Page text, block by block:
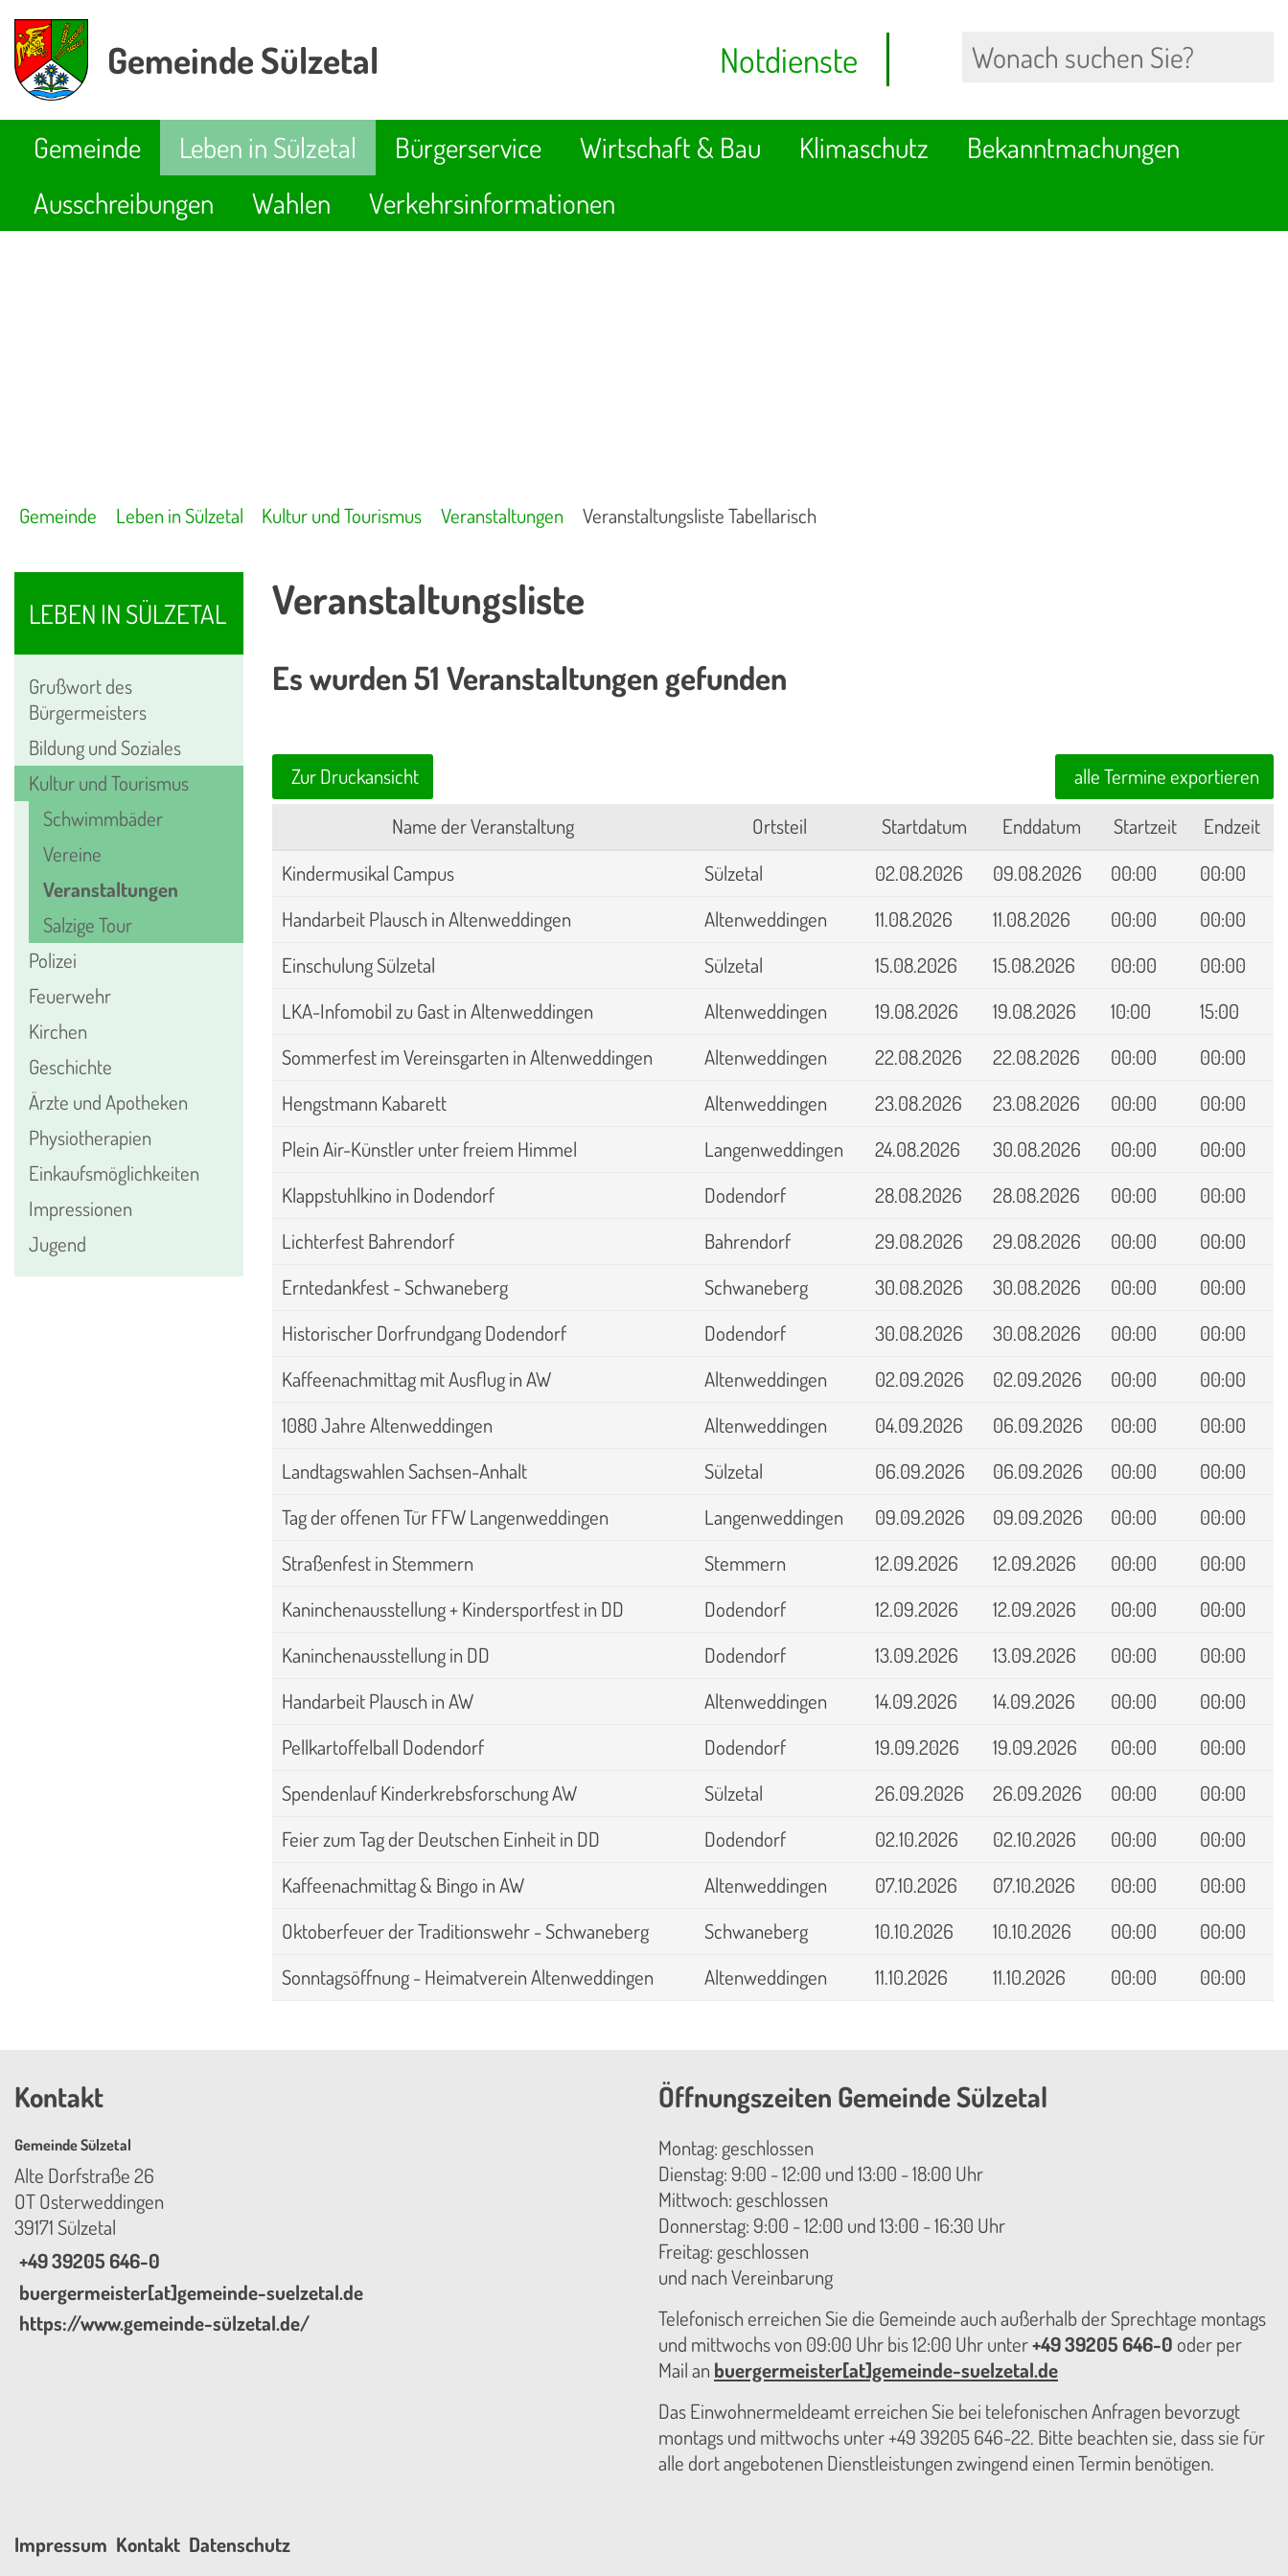
Gemeinde Sülzetal Notdienste
Gemeinde Leben in Sülzetal Bürgerservice Wirtschaft & Bau Klimaschutz
Bekanntmachungen
Ausschreibungen
Wahlen Verkehrsinformationen
Gemeinde Leben in Sülzetal Kultur und Tourismus Veranstaltungen Veranstaltungsliste Tabellarisch
LEBEN IN SÜLZETAL
Grußwort des
Bürgermeisters
Bildung und Soziales
Kultur und Tourismus
Schwimmbäder
Vereine
Veranstaltungen
Salzige Tour
Polizei
Feuerwehr
Kirchen
Geschichte
Ärzte und Apotheken
Physiotherapien
Einkaufsmöglichkeiten
Impressionen
Jugend
Veranstaltungsliste
Es wurden 51 Veranstaltungen gefunden
alle Termine exportieren
Zur Druckansicht
Name der Veranstaltung
Ortsteil Startdatum Enddatum Startzeit
Endzeit
Kindermusikal Campus
Sülzetal 02.08.2026 09.08.2026 00:00
00:00
Handarbeit Plausch in Altenweddingen
Altenweddingen 11.08.2026 11.08.2026 00:00
00:00
Einschulung Sülzetal
Sülzetal 15.08.2026 15.08.2026 00:00
00:00
LKA-Infomobil zu Gast in Altenweddingen
Altenweddingen 19.08.2026 19.08.2026 10:00
15:00
Sommerfest im Vereinsgarten in Altenweddingen
Altenweddingen 22.08.2026 22.08.2026 00:00
00:00
Hengstmann Kabarett
Altenweddingen 23.08.2026 23.08.2026 00:00
00:00
Plein Air-Künstler unter freiem Himmel
Langenweddingen 24.08.2026 30.08.2026 00:00
00:00
Klappstuhlkino in Dodendorf
Dodendorf 28.08.2026 28.08.2026 00:00
00:00
Lichterfest Bahrendorf
Bahrendorf 29.08.2026 29.08.2026 00:00
00:00
Erntedankfest - Schwaneberg
Schwaneberg 30.08.2026 30.08.2026 00:00
00:00
Historischer Dorfrundgang Dodendorf
Dodendorf 30.08.2026 30.08.2026 00:00
00:00
Kaffeenachmittag mit Ausflug in AW
Altenweddingen 02.09.2026 02.09.2026 00:00
00:00
1080 Jahre Altenweddingen
Altenweddingen 04.09.2026 06.09.2026 00:00
00:00
Landtagswahlen Sachsen-Anhalt
Sülzetal 06.09.2026 06.09.2026 00:00
00:00
Tag der offenen Tür FFW Langenweddingen
Langenweddingen 09.09.2026 09.09.2026 00:00
00:00
Straßenfest in Stemmern
Stemmern 12.09.2026 12.09.2026 00:00
00:00
Kaninchenausstellung + Kindersportfest in DD
Dodendorf 12.09.2026 12.09.2026 00:00
00:00
Kaninchenausstellung in DD
Dodendorf 13.09.2026 13.09.2026 00:00
00:00
Handarbeit Plausch in AW
Altenweddingen 14.09.2026 14.09.2026 00:00
00:00
Pellkartoffelball Dodendorf
Dodendorf 19.09.2026 19.09.2026 00:00
00:00
Spendenlauf Kinderkrebsforschung AW
Sülzetal 26.09.2026 26.09.2026 00:00
00:00
Feier zum Tag der Deutschen Einheit in DD
Dodendorf 02.10.2026 02.10.2026 00:00
00:00
Kaffeenachmittag & Bingo in AW
Altenweddingen 07.10.2026 07.10.2026 00:00
00:00
Oktoberfeuer der Traditionswehr - Schwaneberg
Schwaneberg 10.10.2026 10.10.2026 00:00
00:00
Sonntagsöffnung - Heimatverein Altenweddingen
Altenweddingen 11.10.2026 11.10.2026 00:00 00:00
Kontakt
Gemeinde Sülzetal
Alte Dorfstraße 26
OT Osterweddingen
39171 Sülzetal
+49 39205 646-0
buergermeister[at]gemeinde-suelzetal.de
https://www.gemeinde-sülzetal.de/
Öffnungszeiten Gemeinde Sülzetal
Montag: geschlossen
Dienstag: 9:00 - 12:00 und 13:00 - 18:00 Uhr
Mittwoch: geschlossen
Donnerstag: 9:00 - 12:00 und 13:00 - 16:30 Uhr
Freitag: geschlossen
und nach Vereinbarung
Telefonisch erreichen Sie die Gemeinde auch außerhalb der Sprechtage montags
und mittwochs von 09:00 Uhr bis 12:00 Uhr unter+49 39205 646-0 oder per
Mail an buergermeister[at]gemeinde-suelzetal.de
Das Einwohnermeldeamt erreichen Sie bei telefonischen Anfragen bevorzugt
montags und mittwochs unter +49 39205 646-22. Bitte beachten sie, dass sie für
alle dort angebotenen Dienstleistungen zwingend einen Termin benötigen.
Impressum Kontakt Datenschutz